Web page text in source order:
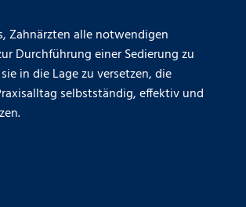
Zahnärzten alle notwendigen
Durchführung einer Sedierung zu
in die Lage zu versetzen, die
selbstständig, effektiv und